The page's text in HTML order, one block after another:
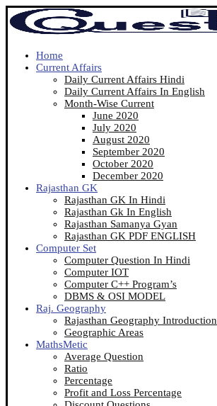
Home
Current Affairs
Daily Current Affairs Hindi
Daily Current Affairs In English
Month-Wise Current
June 2020
July 2020
August 2020
September 2020
October 2020
December 2020
Rajasthan GK
Rajasthan GK In Hindi
Rajasthan Gk In English
Rajasthan Samanya Gyan
Rajasthan GK PDF ENGLISH
Computer Set
Computer Question In Hindi
Computer IOT
Computer C++ Program’s
DBMS & OSI MODEL
Raj. Geography
Rajasthan Geography Introduction
Geographic Areas
MathsMetic
Average Question
Ratio
Percentage
Profit and Loss Percentage